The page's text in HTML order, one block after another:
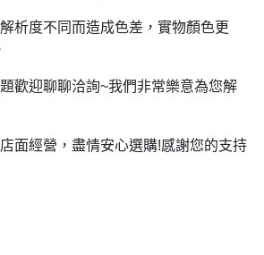
析度不同而造成色差，實物顏色更
歡迎聊聊洽詢~我們非常樂意為您解
面經營，盡情安心選購!感謝您的支持